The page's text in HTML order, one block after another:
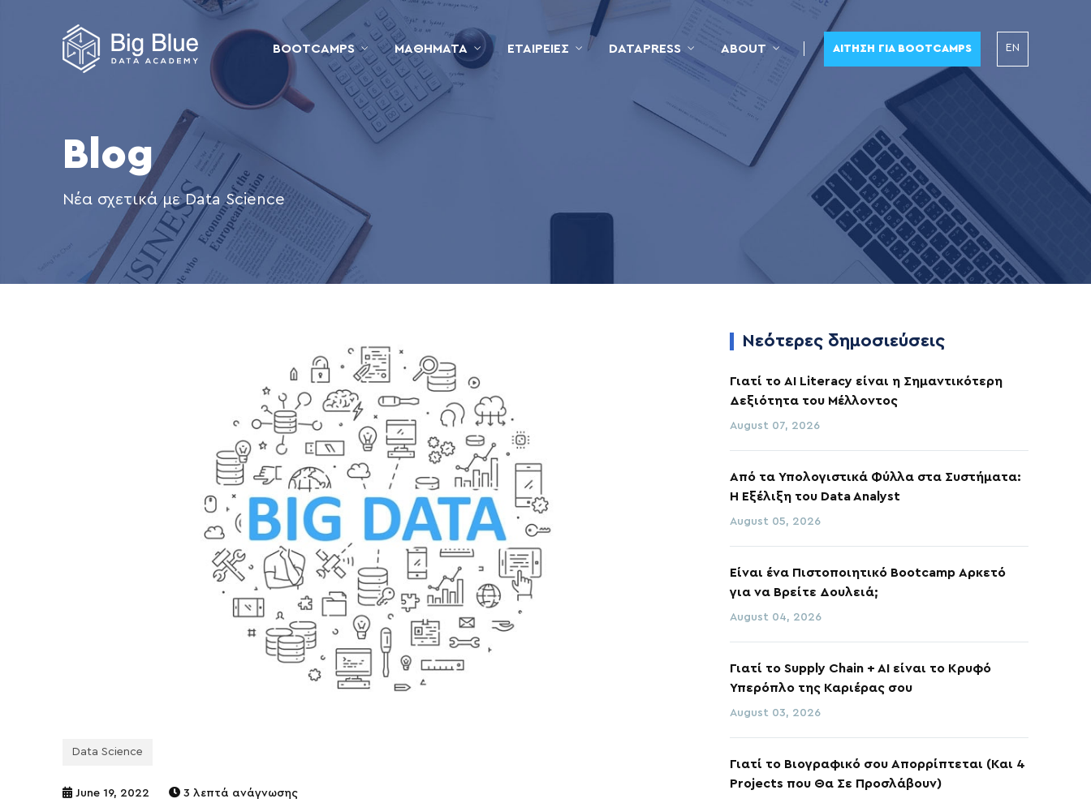
BOOTCAMPS ΜΑΘΉΜΑΤΑ ΕΤΑΙΡΕΊΕΣ DATAPRESS ABOUT ΑΊΤΗΣΗ ΓΙΑ BOOTCAMPS EN
Blog
Νέα σχετικά με Data Science
Data Science
June 19, 2022 3 λεπτά ανάγνωσης
Νεότερες δημοσιεύσεις
Γιατί το AI Literacy είναι η Σημαντικότερη
Δεξιότητα του Μέλλοντος
August 07, 2026
Από τα Υπολογιστικά Φύλλα στα Συστήματα:
Η Εξέλιξη του Data Analyst
August 05, 2026
Είναι ένα Πιστοποιητικό Bootcamp Αρκετό
για να Βρείτε Δουλειά;
August 04, 2026
Γιατί το Supply Chain + AI είναι το Κρυφό
Υπερόπλο της Καριέρας σου
August 03, 2026
Γιατί το Βιογραφικό σου Απορρίπτεται (Και 4
Projects που Θα Σε Προσλάβουν)